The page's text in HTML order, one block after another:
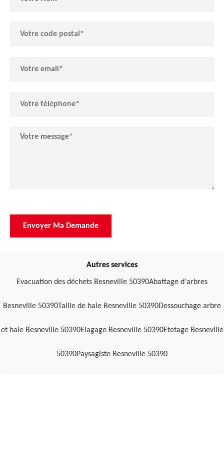
Autres services
Evacuation des déchets Besneville 50390Abattage d'arbres
Besneville 50390Taille de haie Besneville 50390Dessouchage arbre
et haie Besneville 50390Elagage Besneville 50390Etetage Besneville
50390Paysagiste Besneville 50390